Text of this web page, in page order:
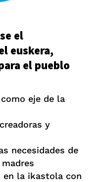
el
euskera,
el pueblo
eje de la
y
necesidades de
en la ikastola con